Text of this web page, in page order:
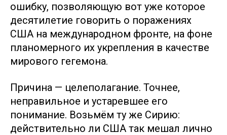
ошибку, позволяющую вот уже которое
десятилетие говорить о поражениях
США на международном фронте, на фоне
планомерного их укрепления в качестве
мирового гегемона.
Причина — целеполагание. Точнее,
неправильное и устаревшее его
понимание. Возьмём ту же Сирию:
действительно ли США так мешал лично